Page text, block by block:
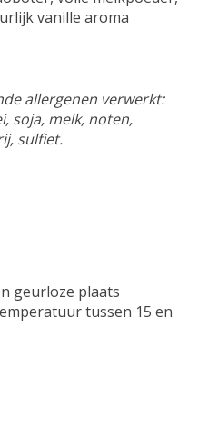
vanille aroma
allergenen verwerkt:
soja, melk, noten,
sulfiet.
geurloze plaats
tussen 15 en